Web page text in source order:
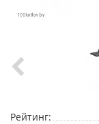
Рейтинг: